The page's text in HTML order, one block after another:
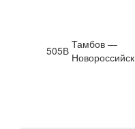
505В Тамбов —
Новороссийск